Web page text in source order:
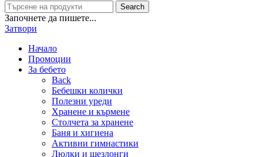
Search
Започнете да пишете...
Затвори
Начало
Промоции
За бебето
Back
Бебешки колички
Полезни уреди
Хранене и кърмене
Столчета за хранене
Баня и хигиена
Активни гимнастики
Люлки и шезлонги